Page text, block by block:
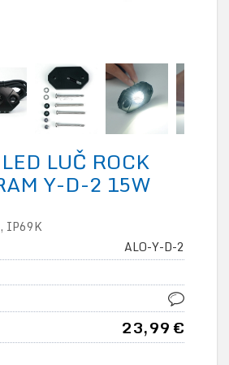
LUČ ROCK
Y-D-2 15W
IP69K
ALO-Y-D-2
23,99 €